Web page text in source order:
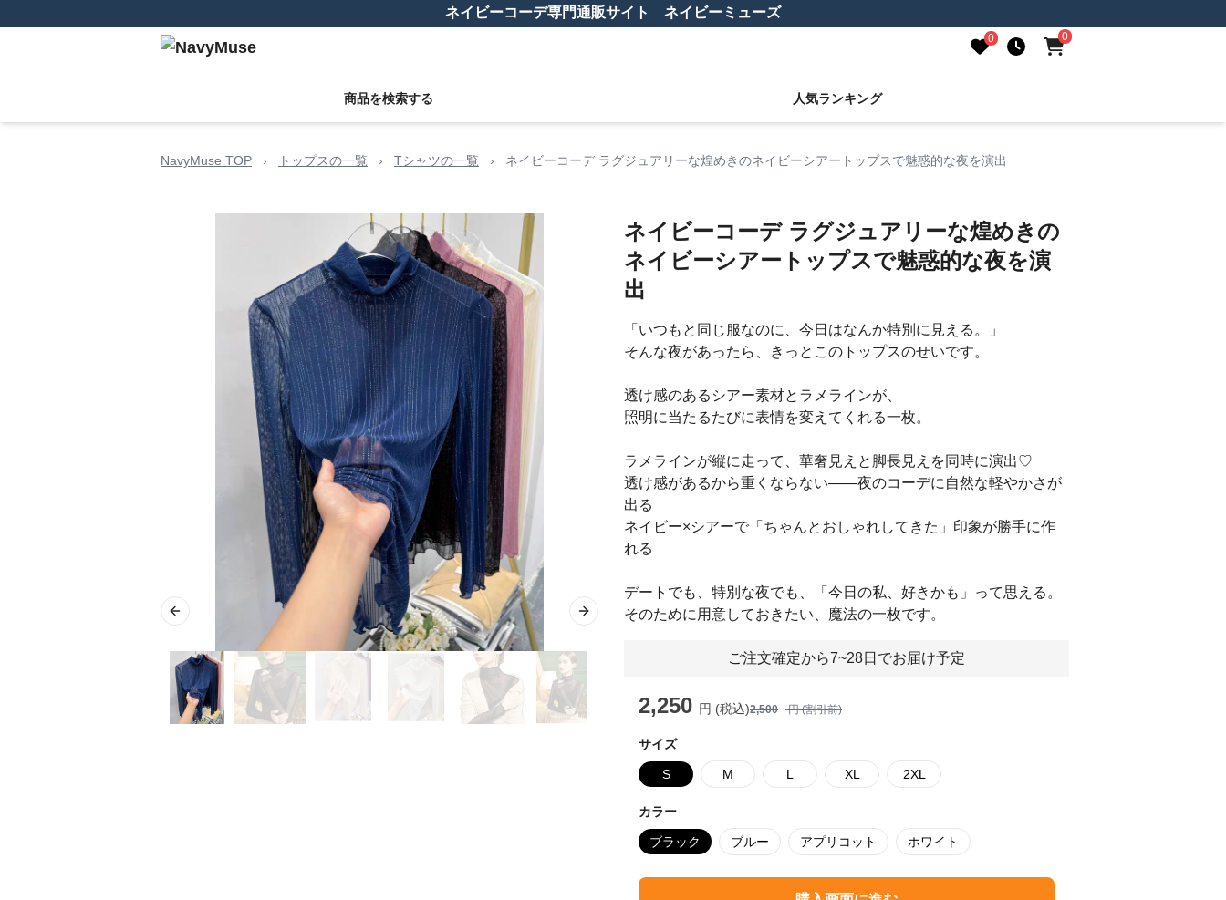
ネイビーコーデ専門通販サイト ネイビーミューズ
0 0
商品を検索する 人気ランキング
NavyMuse TOP › トップスの一覧 › Tシャツの一覧 › ネイビーコーデ ラグジュアリーな煌めきのネイビーシアートップスで魅惑的な夜を演出
Previous slide Next slide
ネイビーコーデ ラグジュアリーな煌めきの
ネイビーシアートップスで魅惑的な夜を演
出
「いつもと同じ服なのに、今日はなんか特別に見える。」
そんな夜があったら、きっとこのトップスのせいです。
透け感のあるシアー素材とラメラインが、
照明に当たるたびに表情を変えてくれる一枚。
ラメラインが縦に走って、華奢見えと脚長見えを同時に演出♡
透け感があるから重くならない——夜のコーデに自然な軽やかさが
出る
ネイビー×シアーで「ちゃんとおしゃれしてきた」印象が勝手に作
れる
デートでも、特別な夜でも、「今日の私、好きかも」って思える。
そのために用意しておきたい、魔法の一枚です。
ご注文確定から7~28日でお届け予定
2,250 円 (税込)2,500 円 (割引前)
サイズ
S M L XL 2XL
カラー
ブラック ブルー アプリコット ホワイト